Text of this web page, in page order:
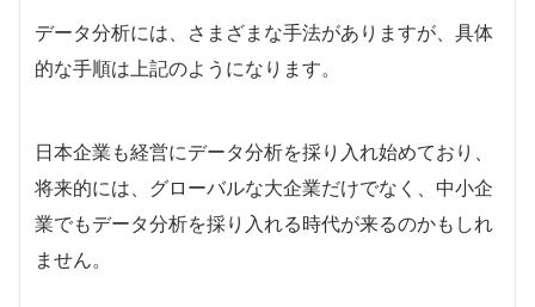
データ分析には、さまざまな手法がありますが、具体
的な手順は上記のようになります。
日本企業も経営にデータ分析を採り入れ始めており、
将来的には、グローバルな大企業だけでなく、中小企
業でもデータ分析を採り入れる時代が来るのかもしれ
ません。